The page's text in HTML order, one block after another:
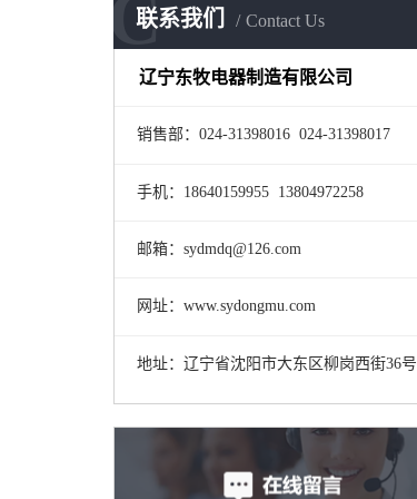
联系我们 Contact Us
C
辽宁东牧电器制造有限公司
销售部：024-31398016 024-31398017
手机：18640159955 13804972258
邮箱：sydmdq@126.com
网址：www.sydongmu.com
地址：辽宁省沈阳市大东区柳岗西街36号